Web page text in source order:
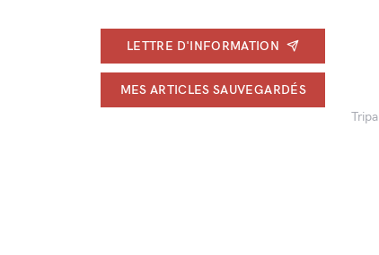
LETTRE D'INFORMATION
MES ARTICLES SAUVEGARDÉS